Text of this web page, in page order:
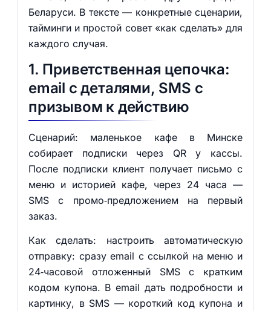
Беларуси. В тексте — конкретные сценарии,
тайминги и простой совет «как сделать» для
каждого случая.
1. Приветственная цепочка:
email с деталями, SMS с
призывом к действию
Сценарий: маленькое кафе в Минске
собирает подписки через QR у кассы.
После подписки клиент получает письмо с
меню и историей кафе, через 24 часа —
SMS с промо‑предложением на первый
заказ.
Как сделать: настроить автоматическую
отправку: сразу email с ссылкой на меню и
24‑часовой отложенный SMS с кратким
кодом купона. В email дать подробности и
картинку, в SMS — короткий код купона и